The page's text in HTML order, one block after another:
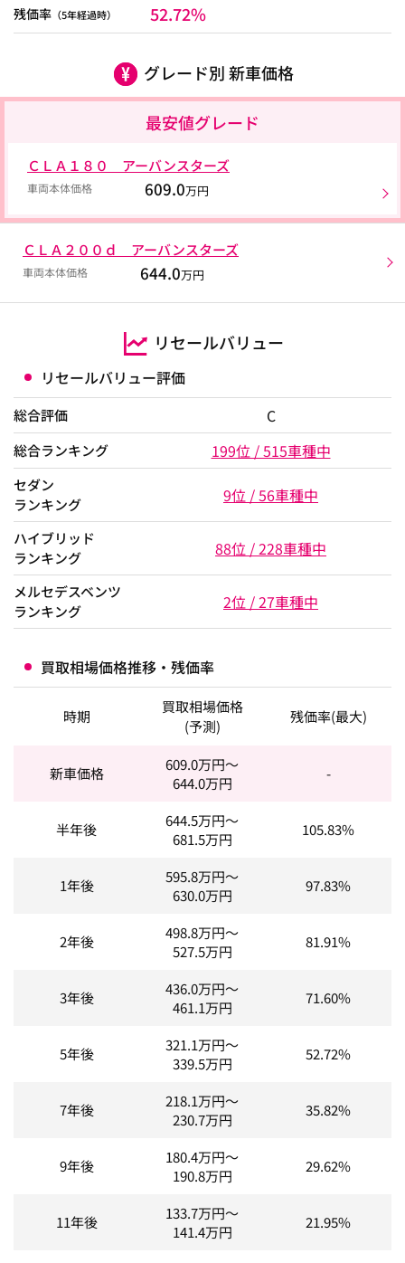
残価率 （5年経過時） 52.72%
グレード別 新車価格
最安値グレード
ＣＬＡ１８０ アーバンスターズ
車両本体価格 609.0万円
ＣＬＡ２００ｄ アーバンスターズ
車両本体価格 644.0万円
リセールバリュー
リセールバリュー評価
総合評価 C
総合ランキング 199位 / 515車種中
セダン
ランキング
9位 / 56車種中
ハイブリッド
ランキング
88位 / 228車種中
メルセデスベンツ
ランキング
2位 / 27車種中
買取相場価格推移・残価率
時期
買取相場価格
(予測)
残価率(最大)
新車価格 609.0万円～
644.0万円 -
半年後 644.5万円～
681.5万円 105.83%
1年後 595.8万円～
630.0万円 97.83%
2年後 498.8万円～
527.5万円 81.91%
3年後 436.0万円～
461.1万円 71.60%
5年後 321.1万円～
339.5万円 52.72%
7年後 218.1万円～
230.7万円 35.82%
9年後 180.4万円～
190.8万円 29.62%
11年後 133.7万円～
141.4万円 21.95%